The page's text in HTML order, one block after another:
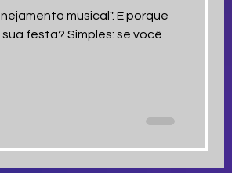
musical". E porque
festa? Simples: se você